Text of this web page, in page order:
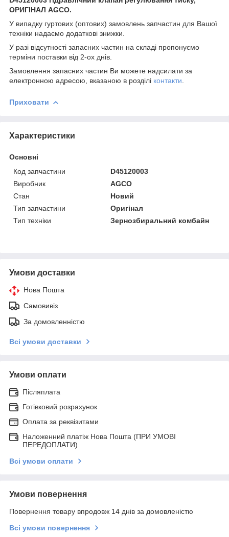
ОРИГІНАЛ AGCO.
У випадку гуртових (оптових) замовлень запчастин для Вашої
техніки надаємо додаткові знижки.
У разі відсутності запасних частин на складі пропонуємо
терміни поставки від 2-ох днів.
Замовлення запасних частин Ви можете надсилати за
електронною адресою, вказаною в розділі контакти
Приховати
Характеристики
Основні
Код запчастини
D45120003
Виробник
AGCO
Стан
Новий
Тип запчастини
Оригінал
Тип техніки
Зернозбиральний комбайн
Умови доставки
Нова Пошта
Самовивіз
За домовленністю
Всі умови доставки
Умови оплати
Післяплата
Готівковий розрахунок
Оплата за реквізитами
Наложенний платіж Нова Пошта (ПРИ УМОВІ
ПЕРЕДОПЛАТИ)
Всі умови оплати
Умови повернення
Повернення товару впродовж 14 днів за домовленістю
Всі умови повернення